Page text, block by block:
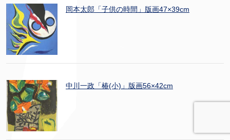
岡本太郎「子供の時間」版画47×39cm
中川一政「椿(小)」版画56×42cm